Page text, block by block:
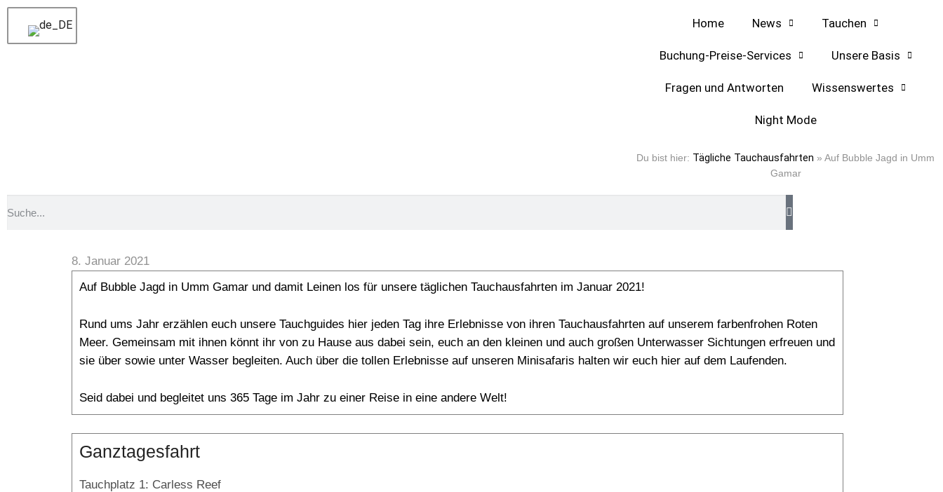
Home News Tauchen
Buchung-Preise-Services Unsere Basis
Fragen und Antworten Wissenswertes
Night Mode
Du bist hier: Tägliche Tauchausfahrten »Auf Bubble Jagd in Umm
Gamar
Auf Bubble Jagd in Umm Gamar
8. Januar 2021
Auf Bubble Jagd in Umm Gamar und damit Leinen los für unsere täglichen Tauchausfahrten im Januar 2021!
Rund ums Jahr erzählen euch unsere Tauchguides hier jeden Tag ihre Erlebnisse von ihren Tauchausfahrten auf unserem farbenfrohen Roten
Meer. Gemeinsam mit ihnen könnt ihr von zu Hause aus dabei sein, euch an den kleinen und auch großen Unterwasser Sichtungen erfreuen und
sie über sowie unter Wasser begleiten. Auch über die tollen Erlebnisse auf unseren Minisafaris halten wir euch hier auf dem Laufenden.
Seid dabei und begleitet uns 365 Tage im Jahr zu einer Reise in eine andere Welt!
Ganztagesfahrt
Tauchplatz 1: Carless Reef